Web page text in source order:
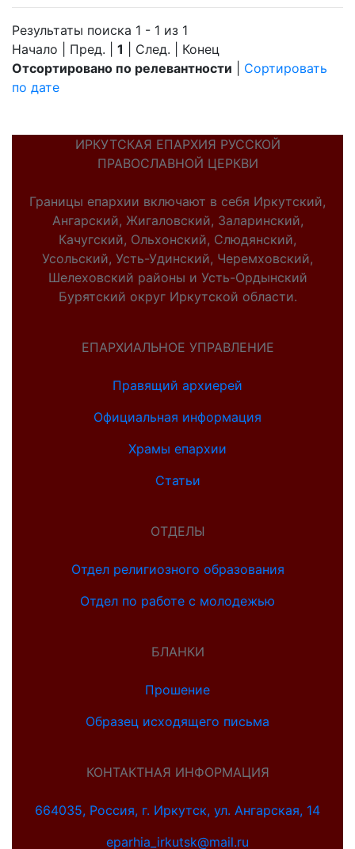
Результаты поиска 1 - 1 из 1
Начало | Пред. | 1 | След. | Конец
Отсортировано по релевантности
Сортировать
по дате
ИРКУТСКАЯ ЕПАРХИЯ РУССКОЙ
ПРАВОСЛАВНОЙ ЦЕРКВИ
Границы епархии включают в себя Иркутский,
Ангарский, Жигаловский, Заларинский,
Качугский, Ольхонский, Слюдянский,
Усольский, Усть-Удинский, Черемховский,
Шелеховский районы и Усть-Ордынский
Бурятский округ Иркутской области.
ЕПАРХИАЛЬНОЕ УПРАВЛЕНИЕ
Правящий архиерей
Официальная информация
Храмы епархии
Статьи
ОТДЕЛЫ
Отдел религиозного образования
Отдел по работе с молодежью
БЛАНКИ
Прошение
Образец исходящего письма
КОНТАКТНАЯ ИНФОРМАЦИЯ
664035, Россия, г. Иркутск, ул. Ангарская, 14
eparhia_irkutsk@mail.ru